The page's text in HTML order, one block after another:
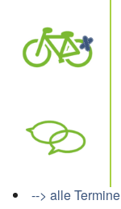
--> alle Termine